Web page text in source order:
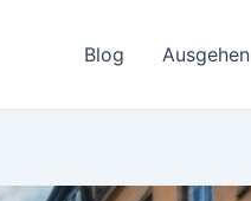
Blog Ausgehen